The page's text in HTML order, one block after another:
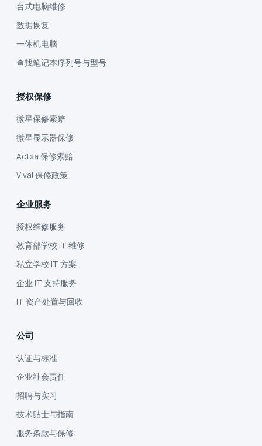
台式电脑维修
数据恢复
一体机电脑
查找笔记本序列号与型号
授权保修
微星保修索赔
微星显示器保修
Actxa 保修索赔
Vival 保修政策
企业服务
授权维修服务
教育部学校 IT 维修
私立学校 IT 方案
企业 IT 支持服务
IT 资产处置与回收
公司
认证与标准
企业社会责任
招聘与实习
技术贴士与指南
服务条款与保修